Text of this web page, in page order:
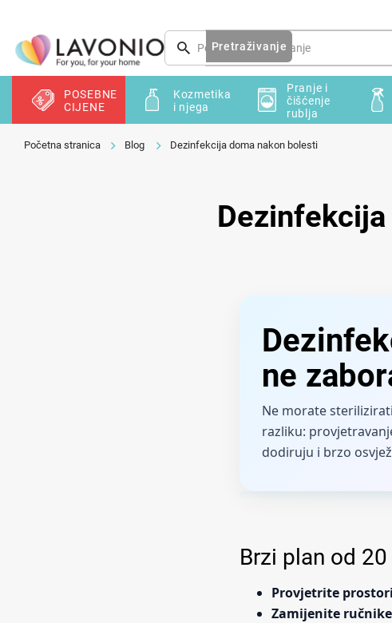
sadržaj
Pretraživanje
POSEBNE
CIJENE
Kozmetika
i njega
Pranje i
čišćenje
rublja
Blog Dezinfekcija doma nakon bolesti
ne
Ne morate
razliku:
dodiruju i brzo
Brzi plan od
Provjetrite
Zamijenite ručnike